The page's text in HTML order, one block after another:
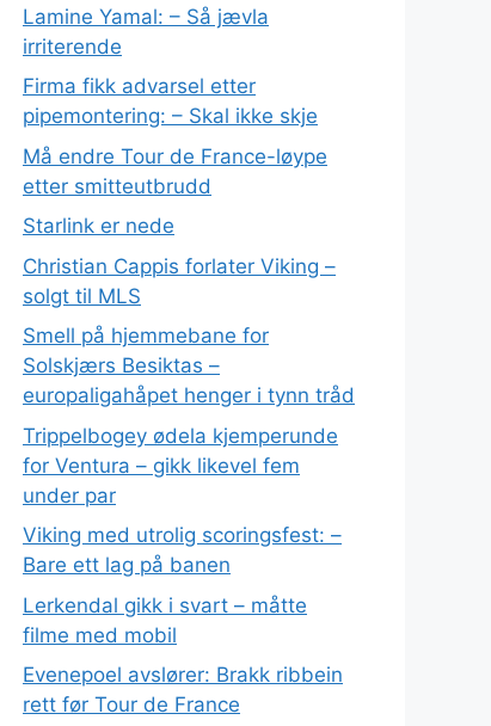
Lamine Yamal: – Så jævla
irriterende
Firma fikk advarsel etter
pipemontering: – Skal ikke skje
Må endre Tour de France-løype
etter smitteutbrudd
Starlink er nede
Christian Cappis forlater Viking –
solgt til MLS
Smell på hjemmebane for
Solskjærs Besiktas –
europaligahåpet henger i tynn tråd
Trippelbogey ødela kjemperunde
for Ventura – gikk likevel fem
under par
Viking med utrolig scoringsfest: –
Bare ett lag på banen
Lerkendal gikk i svart – måtte
filme med mobil
Evenepoel avslører: Brakk ribbein
rett før Tour de France